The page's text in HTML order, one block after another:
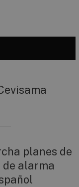
planes de
alarma